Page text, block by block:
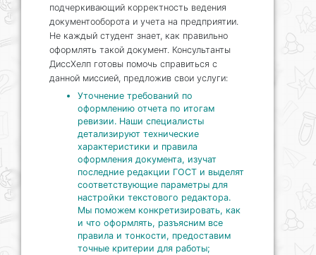
подчеркивающий корректность ведения
документооборота и учета на предприятии.
Не каждый студент знает, как правильно
оформлять такой документ. Консультанты
ДиссХелп готовы помочь справиться с
данной миссией, предложив свои услуги:
Уточнение требований по
оформлению отчета по итогам
ревизии. Наши специалисты
детализируют технические
характеристики и правила
оформления документа, изучат
последние редакции ГОСТ и выделят
соответствующие параметры для
настройки текстового редактора.
Мы поможем конкретизировать, как
и что оформлять, разъясним все
правила и тонкости, предоставим
точные критерии для работы;